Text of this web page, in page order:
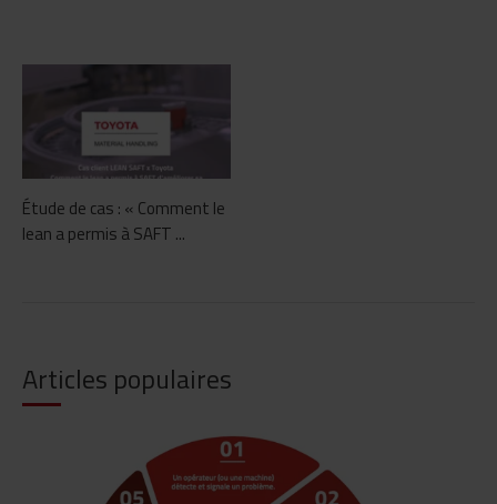
Étude de cas : « Comment le
lean a permis à SAFT ...
Articles populaires